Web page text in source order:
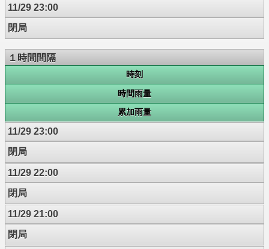
11/29 23:00
閉局
１時間間隔
時刻
時間雨量
累加雨量
11/29 23:00
閉局
11/29 22:00
閉局
11/29 21:00
閉局